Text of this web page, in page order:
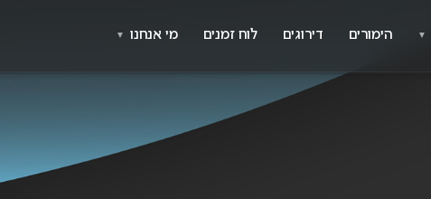
▼ הימורים דירוגים לוח זמנים מי אנחנו ▼